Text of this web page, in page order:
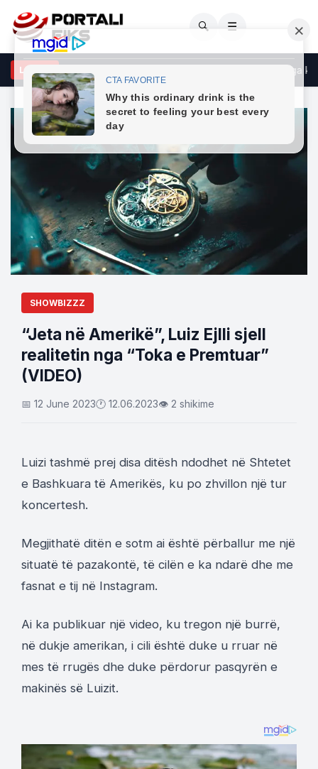
🔍 ☰
LAJME
Vllasaliu vendosi ta shfaq gruan vetëm pas të 40-tave, nga
SHOWBIZZZ
“Jeta në Amerikë”, Luiz Ejlli sjell
realitetin nga “Toka e Premtuar”
(VIDEO)
📅 12 June 2023🕐 12.06.2023👁 2 shikime
Luizi tashmë prej disa ditësh ndodhet në Shtetet
e Bashkuara të Amerikës, ku po zhvillon një tur
koncertesh.
Megjithatë ditën e sotm ai është përballur me një
situatë të pazakontë, të cilën e ka ndarë dhe me
fasnat e tij në Instagram.
Ai ka publikuar një video, ku tregon një burrë,
në dukje amerikan, i cili është duke u rruar në
mes të rrugës dhe duke përdorur pasqyrën e
makinës së Luizit.